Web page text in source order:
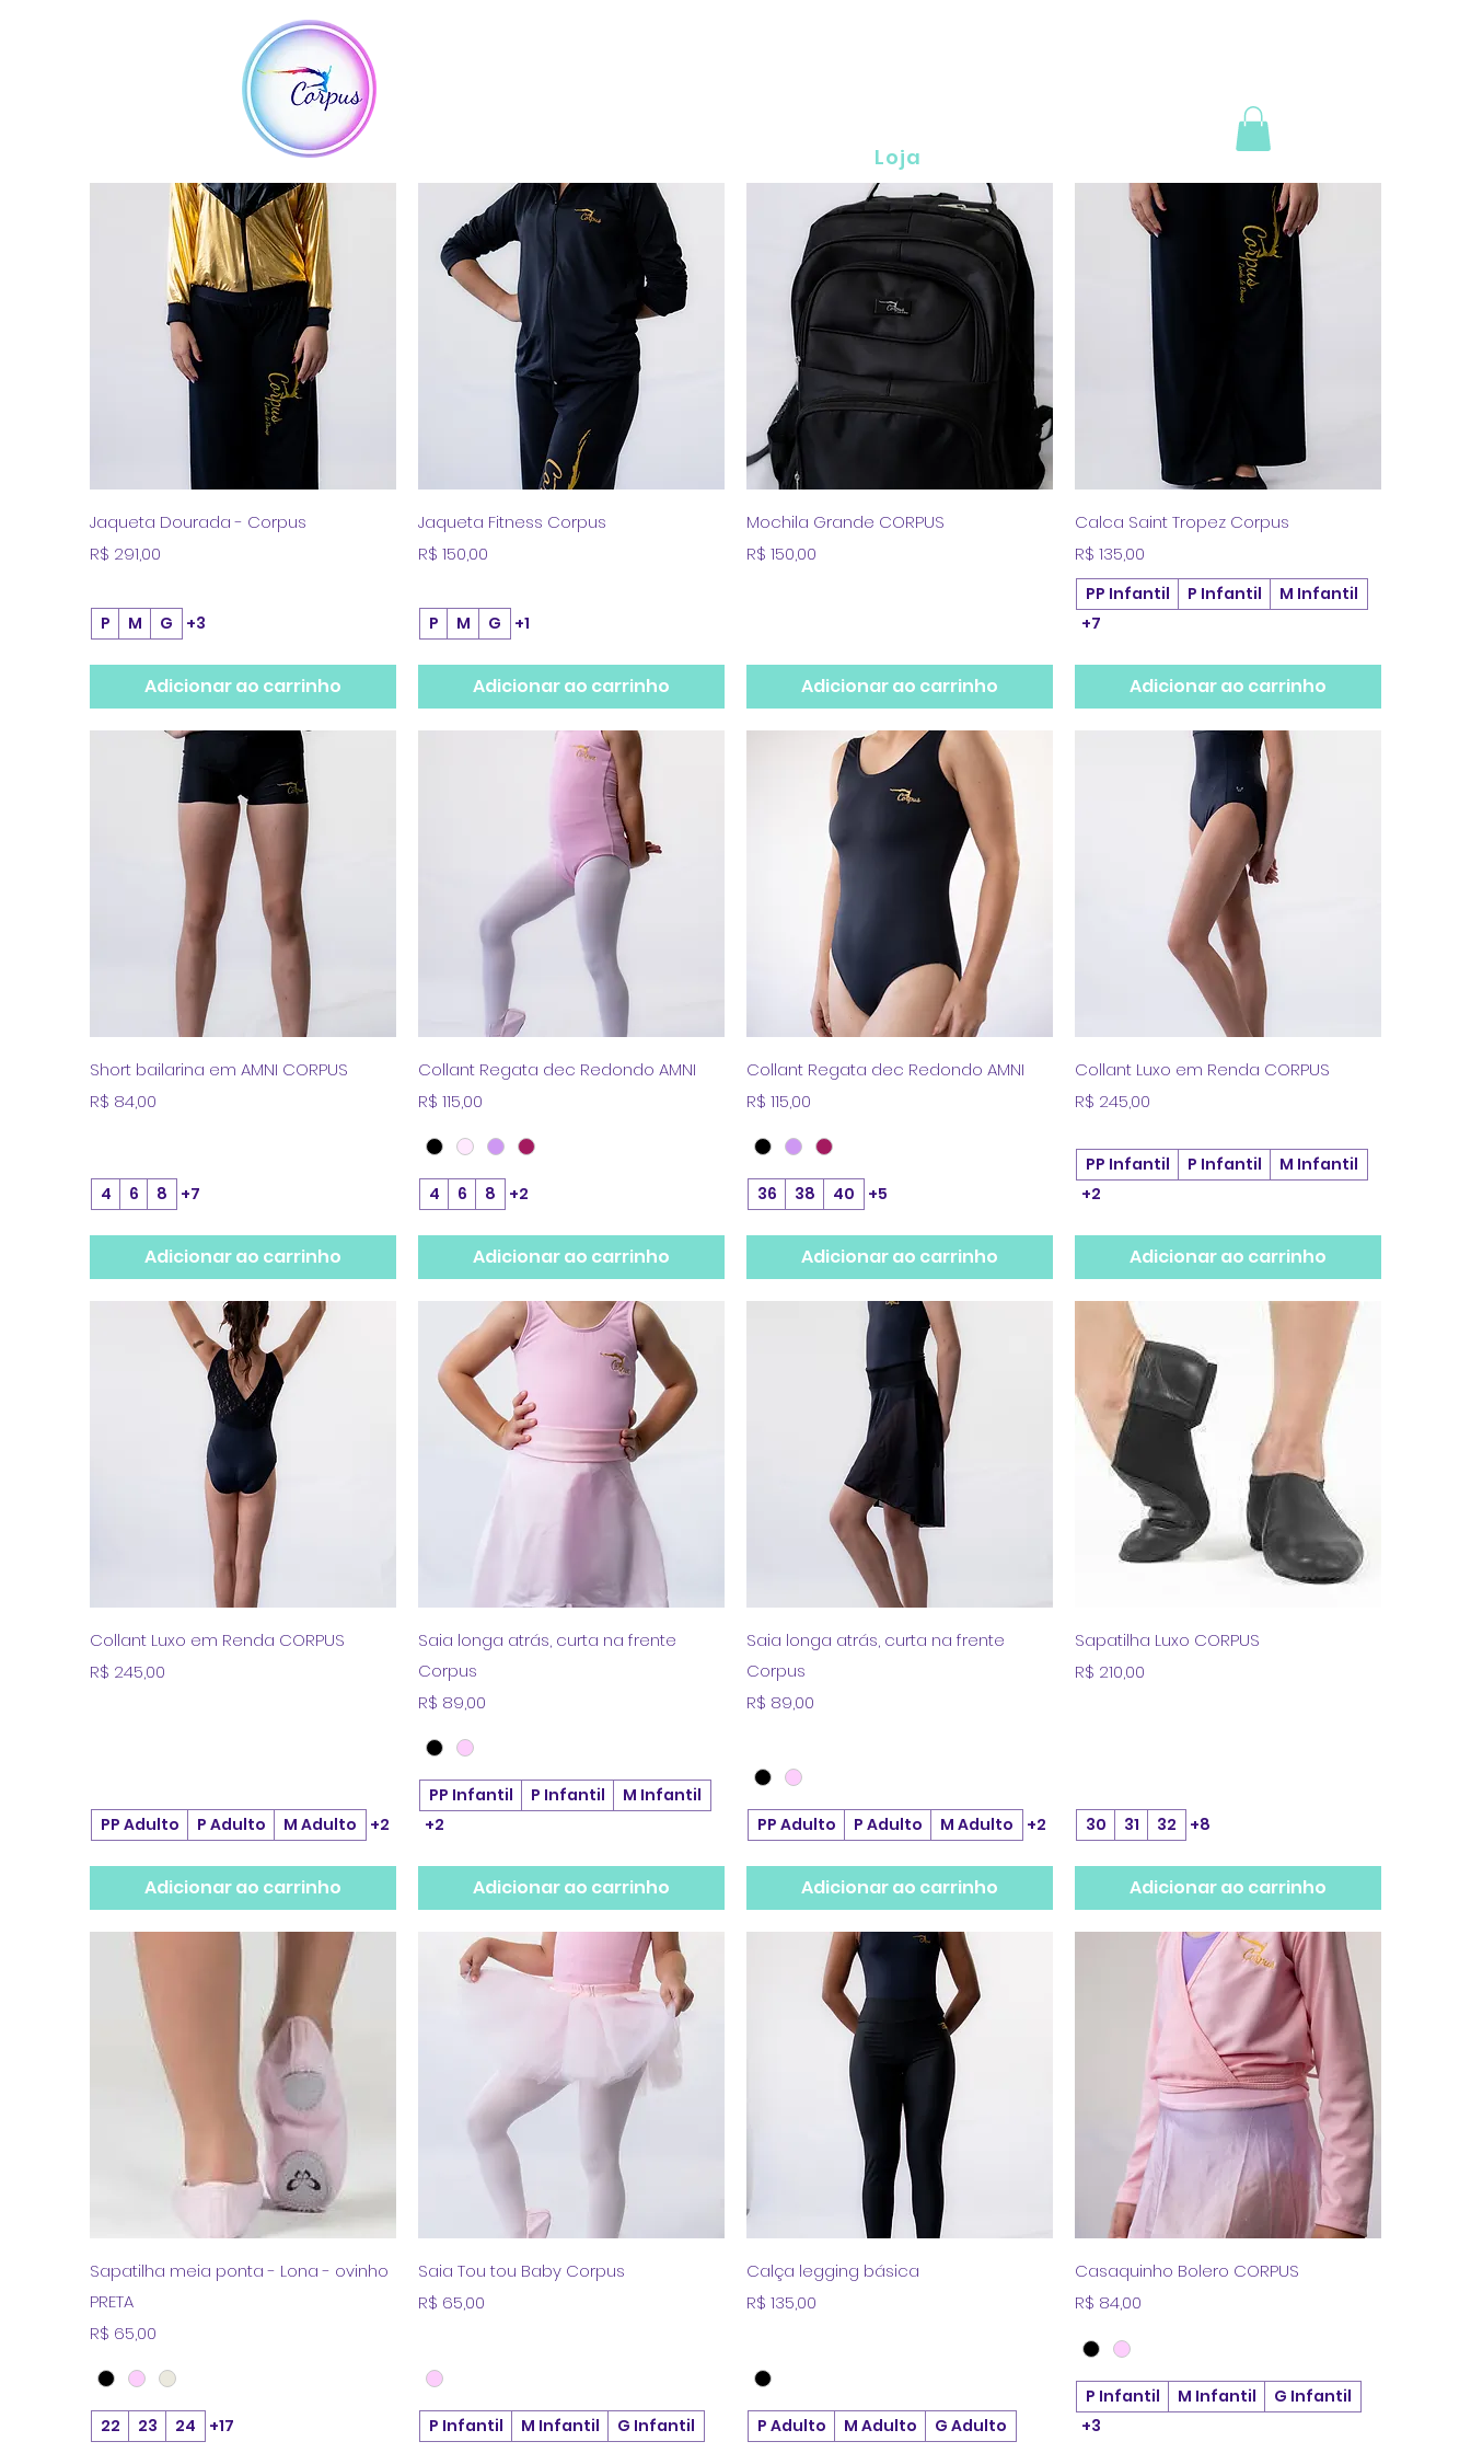
Loja
Visualização rápida
Jaqueta Dourada - Corpus
Preço
R$ 291,00
P M G +3
Adicionar ao carrinho
Visualização rápida
Jaqueta Fitness Corpus
Preço
R$ 150,00
P M G +1
Adicionar ao carrinho
Visualização rápida
Mochila Grande CORPUS
Preço
R$ 150,00
Adicionar ao carrinho
Visualização rápida
Calca Saint Tropez Corpus
Preço
R$ 135,00
PP Infantil P Infantil
M Infantil
+7
Adicionar ao carrinho
Visualização rápida
Short bailarina em AMNI CORPUS
Preço
R$ 84,00
4 6 8 +7
Adicionar ao carrinho
Visualização rápida
Collant Regata dec Redondo AMNI
Preço
R$ 115,00
4 6 8 +2
Adicionar ao carrinho
Visualização rápida
Collant Regata dec Redondo AMNI
Preço
R$ 115,00
36 38 40 +5
Adicionar ao carrinho
Visualização rápida
Collant Luxo em Renda CORPUS
Preço
R$ 245,00
PP Infantil P Infantil
M Infantil
+2
Adicionar ao carrinho
Visualização rápida
Collant Luxo em Renda CORPUS
Preço
R$ 245,00
PP Adulto P Adulto M Adulto +2
Adicionar ao carrinho
Visualização rápida
Saia longa atrás, curta na frente
Corpus
Preço
R$ 89,00
PP Infantil P Infantil
M Infantil
+2
Adicionar ao carrinho
Visualização rápida
Saia longa atrás, curta na frente
Corpus
Preço
R$ 89,00
PP Adulto P Adulto M Adulto +2
Adicionar ao carrinho
Visualização rápida
Sapatilha Luxo CORPUS
Preço
R$ 210,00
30 31 32 +8
Adicionar ao carrinho
Visualização rápida
Sapatilha meia ponta - Lona - ovinho
PRETA
Preço
R$ 65,00
22 23 24 +17
Visualização rápida
Saia Tou tou Baby Corpus
Preço
R$ 65,00
P Infantil M Infantil G Infantil
Visualização rápida
Calça legging básica
Preço
R$ 135,00
P Adulto M Adulto G Adulto
Visualização rápida
Casaquinho Bolero CORPUS
Preço
R$ 84,00
P Infantil M Infantil
G Infantil
+3